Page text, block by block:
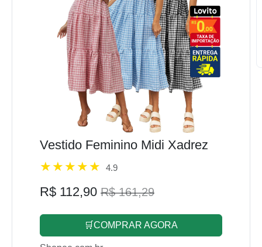
Vestido Feminino Midi Xadrez
4.9
R$ 112,90 R$ 161,29
🛒COMPRAR AGORA